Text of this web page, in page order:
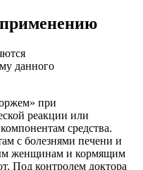
данного
при
реакции или
средства.
с болезнями печени и
женщинам и кормящим
Под контролем доктора